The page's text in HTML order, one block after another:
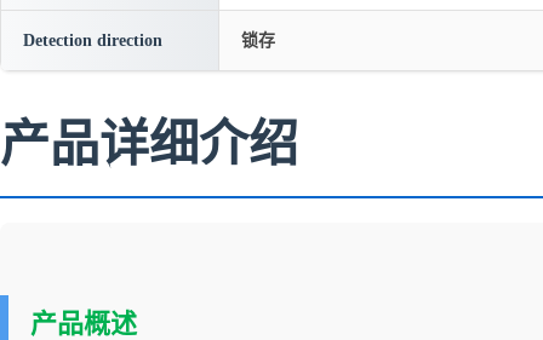
Detection direction 锁存
产品详细介绍
产品概述